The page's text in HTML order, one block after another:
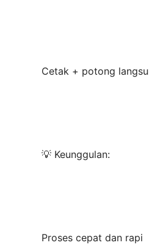
Cetak + potong
💡 Keunggulan:
Proses cepat dan rapi